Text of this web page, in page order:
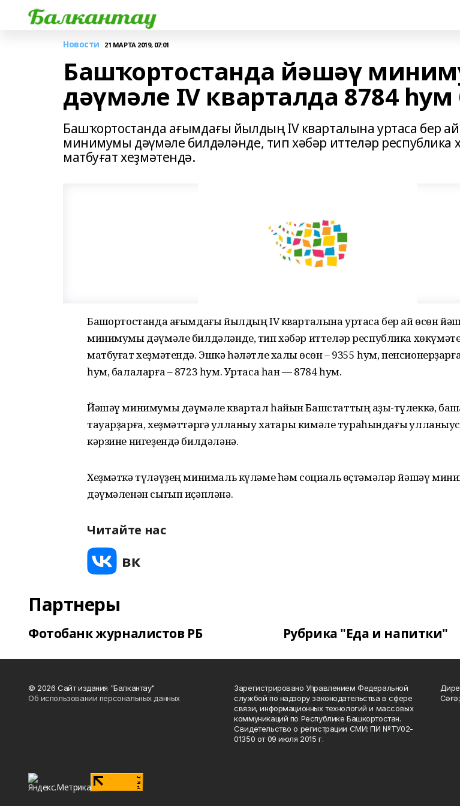
Новости 21 МАРТА 2019, 07:01
Башҡортостанда йәшәү
дәүмәле IV кварталда 8784 һум
Башҡортостанда ағымдағы йылдың IV кварталына уртаса бер
минимумы дәүмәле билдәләнде, тип хәбәр иттеләр республика
матбуғат хеҙмәтендә.
Башҡортостанда ағымдағы йылдың IV кварталына уртаса бер ай өсөн
минимумы дәүмәле билдәләнде, тип хәбәр иттеләр республика
матбуғат хеҙмәтендә. Эшкә һәләтле халыҡ өсөн – 9355 һум,
һум, балаларға – 8723 һум. Уртаса һан — 8784 һум.
Йәшәү минимумы дәүмәле квартал һайын Башстаттың аҙыҡ-түлеккә,
тауарҙарға, хеҙмәттәргә ҡулланыу хаҡтары кимәле тураһындағы
кәрзине нигеҙендә билдәләнә.
Хеҙмәткә түләүҙең минималь күләме һәм социаль өҫтәмәләр йәшәү
дәүмәленән сығып иҫәпләнә.
Читайте нас
Партнеры
Фотобанк журналистов РБ Рубрика "Еда и напитки"
© 2026 Сайт издания "Балкантау"
Об использовании персональных данных
Зарегистрировано Управлением Федеральной
службой по надзору законодательства в сфере
связи, информационных технологий и массовых
коммуникаций по Республике Башкортостан.
Свидетельство о регистрации СМИ: ПИ №ТУ02-
01350 от 09 июля 2015 г.